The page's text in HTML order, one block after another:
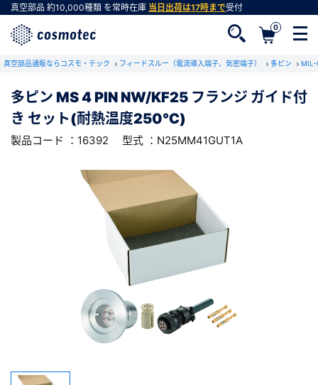
真空部品 約10,000種類 を常時在庫 当日出荷は17時まで受付
0
真空部品通販ならコスモ・テック フィードスルー（電流導入端子、気密端子） 多ピン MIL-
多ピン MS 4 PIN NW/KF25 フランジ ガイド付
き セット(耐熱温度250℃)
製品コード ：16392 型式 ：N25MM41GUT1A
RoHS2適合報告書のダウンロード
下記製品のRoHS2適合報告書のダウンロードをします。
多ピン MS 4 PIN NW/KF25 フランジ ガイド
付き セット(耐熱温度250℃)
型式 ：N25MM41GUT1A 製品コード ：16392
会社・学校・研究機関名
ダウンロードする
会員登録がお済みでない方
会員登録をすれば、便利な機能がご利用いただけ
※新規会員登録をお申し込み頂いてから本登録となるまで、数日間かかる場合